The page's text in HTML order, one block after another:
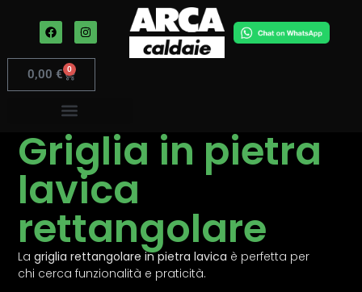
0,00 € 0
Griglia in pietra
lavica
rettangolare
Lagriglia rettangolare in pietra lavica è perfetta per
chi cerca funzionalità e praticità.